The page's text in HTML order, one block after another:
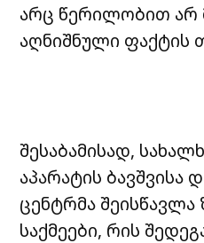
არც წერილობით არ
აღნიშნული ფაქტის
შესაბამისად,
აპარატის
ცენტრმა
საქმეები, რის